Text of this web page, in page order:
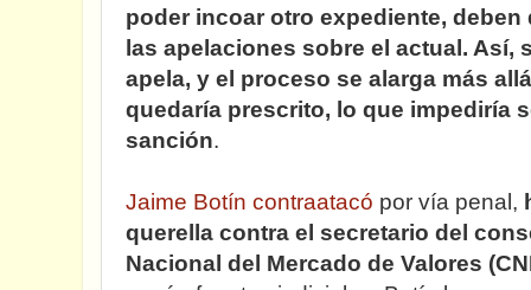
poder incoar otro expediente,
las apelaciones sobre el actual. Así,
apela, y el proceso se alarga más
quedaría prescrito, lo que impediría
sanción.
Jaime Botín contraatacó por vía penal,
querella contra el secretario del
Nacional del Mercado de Valores